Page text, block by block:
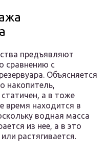
предъявляют
сравнению с
Объясняется
накопитель,
а в тоже
время находится в
водная масса
из нее, а в это
растягивается.